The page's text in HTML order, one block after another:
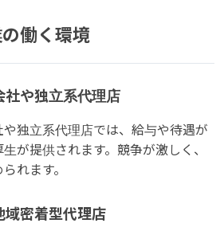
働く環境
社や独立系代理店
独立系代理店では、給与や待遇が
が提供されます。競争が激しく、
れます。
域密着型代理店